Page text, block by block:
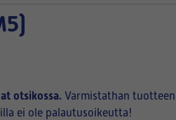
otsikossa. Varmistathan
ei ole palautusoikeutta!